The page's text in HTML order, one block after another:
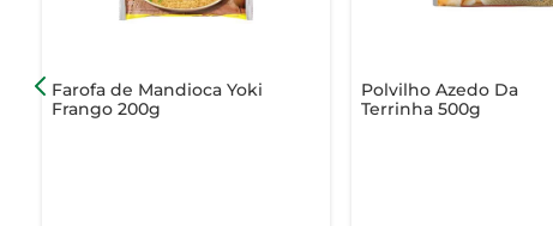
Farofa de Mandioca Yoki
Frango 200g
Polvilho Azedo Da
Terrinha 500g